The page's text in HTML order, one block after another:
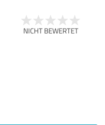
NICHT BEWERTET